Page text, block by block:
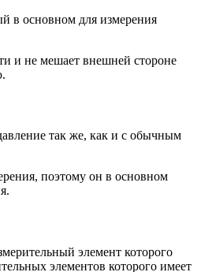
в основном для измерения
и не мешает внешней стороне
так же, как и с обычным
поэтому он в основном
элемент которого
элементов которого имеет